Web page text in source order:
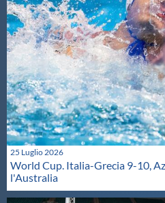
25 Luglio 2026
World Cup. Italia-Grecia 9-10,
l'Australia